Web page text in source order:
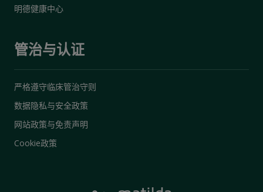
明德健康中心
管治与认证
严格遵守临床管治守则
数据隐私与安全政策
网站政策与免责声明
Cookie政策